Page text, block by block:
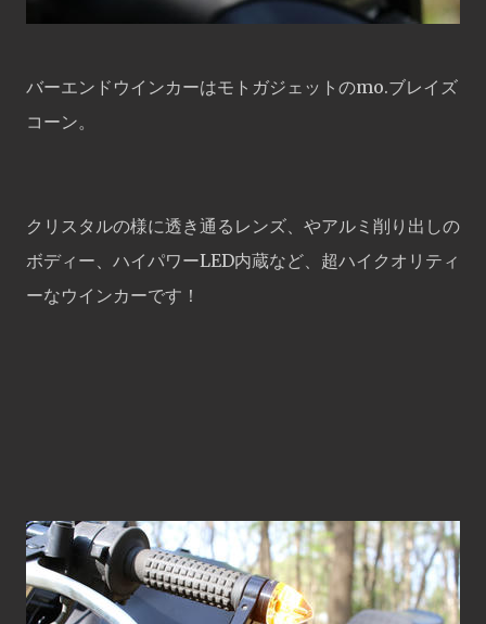
バーエンドウインカーはモトガジェットのmo.ブレイズ
コーン。
クリスタルの様に透き通るレンズ、やアルミ削り出しの
ボディー、ハイパワーLED内蔵など、超ハイクオリティ
ーなウインカーです！